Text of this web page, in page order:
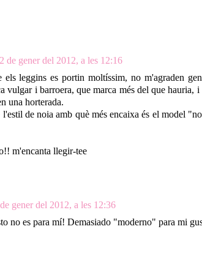
de gener del 2012, a les 12:16
els leggins es portin moltíssim, no m'agraden
vulgar i barroera, que marca més del que hauria,
una horterada.
l'estil de noia amb què més encaixa és el model
m'encanta llegir-tee
gener del 2012, a les 12:36
no es para mí! Demasiado "moderno" para mi